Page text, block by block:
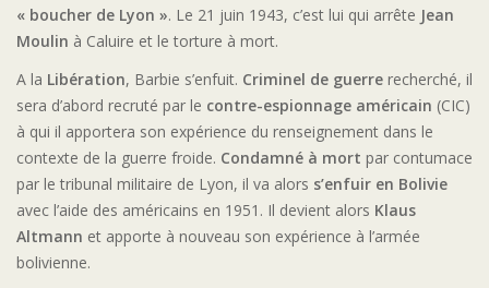
« boucher de Lyon ». Le 21 juin 1943, c’est lui qui arrête Jean
Moulin à Caluire et le torture à mort.
A la Libération, Barbie s’enfuit. Criminel de guerre recherché, il
sera d’abord recruté par le contre-espionnage américain (CIC)
à qui il apportera son expérience du renseignement dans le
contexte de la guerre froide. Condamné à mort par contumace
par le tribunal militaire de Lyon, il va alors s’enfuir en Bolivie
avec l’aide des américains en 1951. Il devient alors Klaus
Altmann et apporte à nouveau son expérience à l’armée
bolivienne.